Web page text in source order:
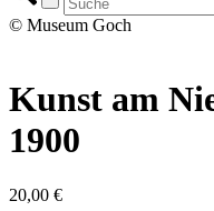
© Museum Goch
Kunst am
1900
20,00 €